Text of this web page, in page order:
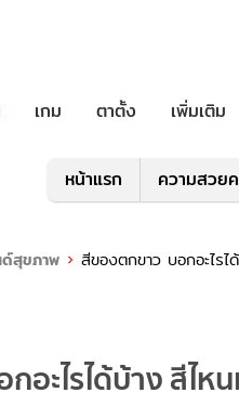
เกม ตาตั้ง เพิ่มเติม
หน้าแรก ความสวย
ด์สุขภาพ สีของตกขาว บอกอะไร
อะไรได้บ้าง สีไ